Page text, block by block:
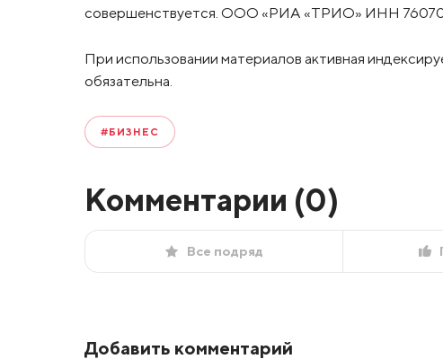
совершенствуется. ООО «РИА «ТРИО» ИНН
При использовании материалов активная
обязательна.
#БИЗНЕС
Комментарии (0)
Все подряд
Добавить комментарий